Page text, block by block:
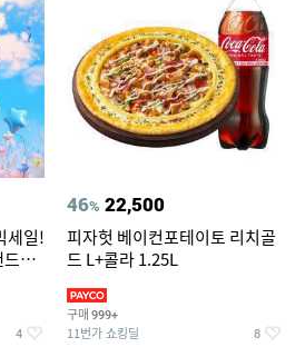
세일!
크
4
46% 22,500
피자헛 베이컨포테이토 리치골
드 L+콜라 1.25L
구매 999+
11번가 쇼킹딜 8